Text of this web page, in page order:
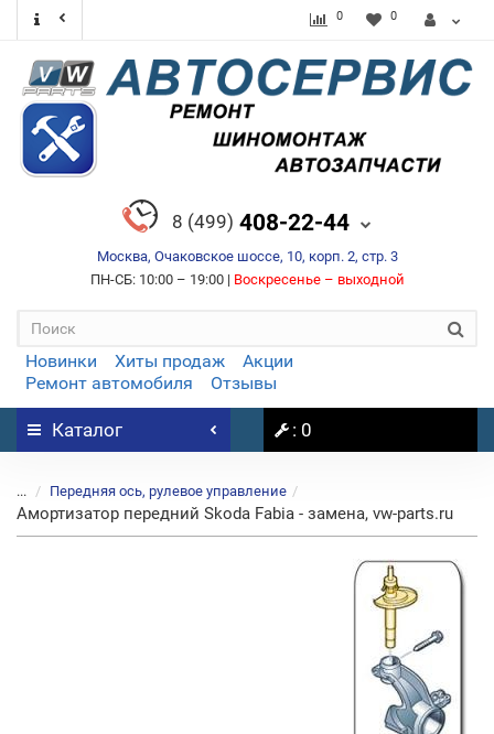
0 0
8 (499) 408-22-44
Москва, Очаковское шоссе, 10, корп. 2, стр. 3
ПН-СБ: 10:00 – 19:00 | Воскресенье – выходной
Новинки Хиты продаж
Акции
Ремонт автомобиля
Отзывы
Каталог : 0
... Передняя ось, рулевое управление
Амортизатор передний Skoda Fabia - замена, vw-parts.ru